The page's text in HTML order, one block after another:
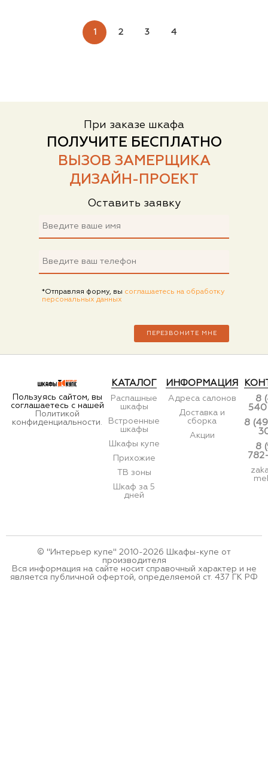
1 2 3 4
При заказе шкафа
ПОЛУЧИТЕ БЕСПЛАТНО
ВЫЗОВ ЗАМЕРЩИКА
ДИЗАЙН-ПРОЕКТ
Оставить заявку
*Отправляя форму, вы соглашаетесь на обработку
персональных данных
Пользуясь сайтом, вы
соглашаетесь с нашей
Политикой
конфиденциальности.
КАТАЛОГ
Распашные
шкафы
Встроенные
шкафы
Шкафы купе
Прихожие
ТВ зоны
Шкаф за 5
дней
ИНФОРМАЦИЯ
Адреса салонов
Доставка и
сборка
Акции
8
8
8
© "Интерьер купе" 2010-2026 Шкафы-купе от
производителя
Вся информация на сайте носит справочный характер и не
является публичной офертой, определяемой ст. 437 ГК РФ